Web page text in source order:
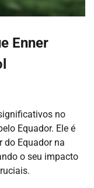
Enner
no
Equador. Ele é
do Equador na
o seu impacto